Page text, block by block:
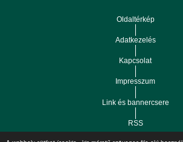
Oldaltérkép
Adatkezelés
Kapcsolat
Impresszum
Link és bannercsere
RSS